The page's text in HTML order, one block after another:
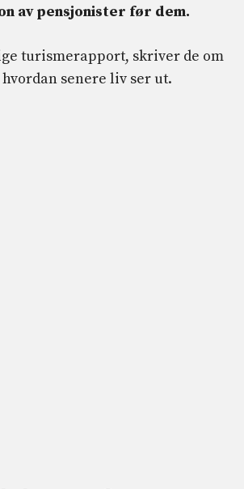
av pensjonister før dem.
turismerapport, skriver de om
senere liv ser ut.